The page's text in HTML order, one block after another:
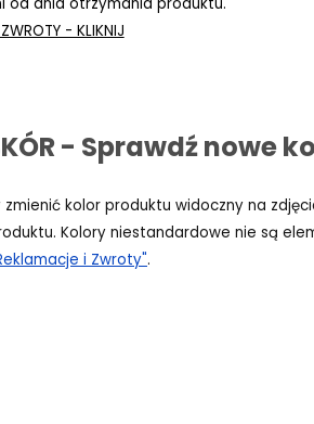
- KLIKNIJ
- Sprawdź nowe
kolor produktu widoczny na
Kolory niestandardowe nie są
i Zwroty".